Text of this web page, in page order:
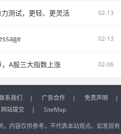
测试，更轻、更灵活 02-13
02-13
A股三大指数上涨 02-06
系我们 | 广告合作 | 免责声明
|
网站提交 |
SiteMap
内容仅供参考，不代表本站观点。如发现有